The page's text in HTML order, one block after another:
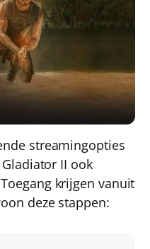
streamingopties
II ook
krijgen vanuit
deze stappen: